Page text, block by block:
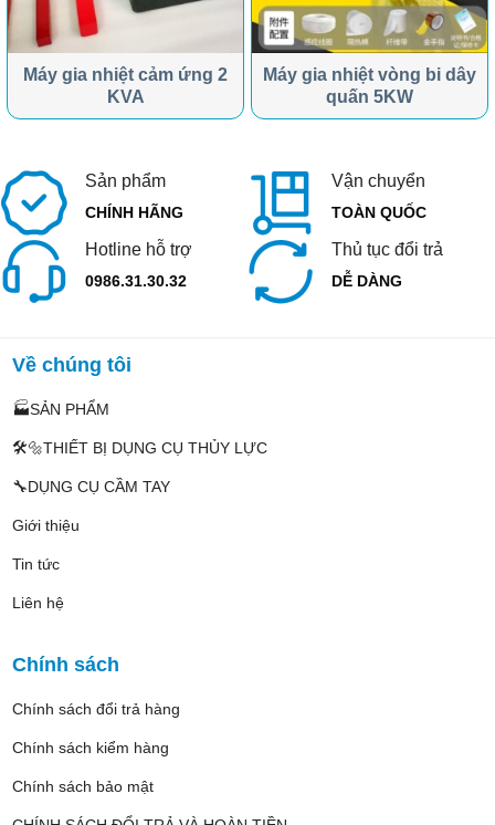
Máy gia nhiệt cảm ứng 2
KVA
Máy gia nhiệt vòng bi dây
quấn 5KW
Sản phẩm
CHÍNH HÃNG
Vận chuyển
TOÀN QUỐC
Hotline hỗ trợ
0986.31.30.32
Thủ tục đổi trả
DỄ DÀNG
Về chúng tôi
🏭SẢN PHẨM
🛠️🔩THIẾT BỊ DỤNG CỤ THỦY LỰC
🔧DỤNG CỤ CẦM TAY
Giới thiệu
Tin tức
Liên hệ
Chính sách
Chính sách đổi trả hàng
Chính sách kiểm hàng
Chính sách bảo mật